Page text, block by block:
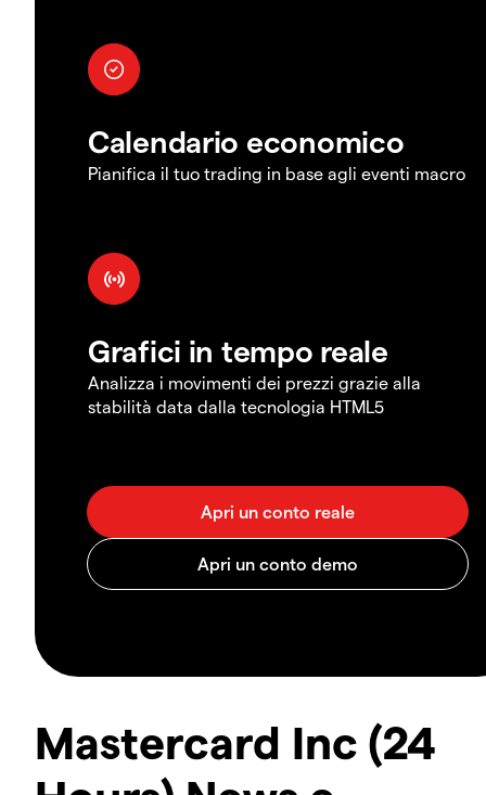
Calendario economico
Pianifica il tuo trading in base agli eventi macro
Grafici in tempo reale
Analizza i movimenti dei prezzi grazie alla
stabilità data dalla tecnologia HTML5
Mastercard Inc (24